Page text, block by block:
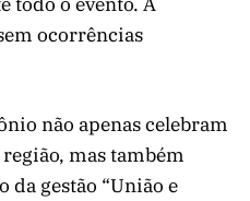
ocorrências
não apenas celebram
mas também
gestão “União e